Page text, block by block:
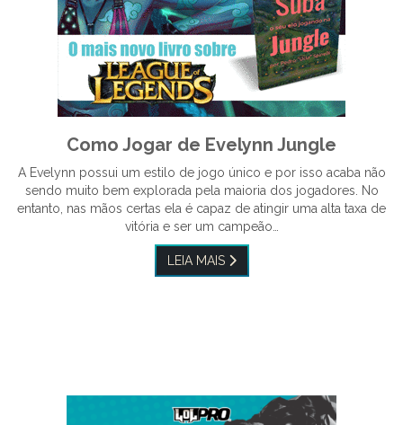
Como Jogar de Evelynn Jungle
A Evelynn possui um estilo de jogo único e por isso acaba não
sendo muito bem explorada pela maioria dos jogadores. No
entanto, nas mãos certas ela é capaz de atingir uma alta taxa de
vitória e ser um campeão…
LEIA MAIS